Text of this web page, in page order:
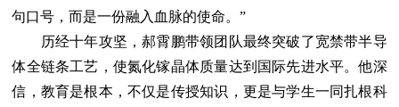
句口号，而是一份融入血脉的使命。”
历经十年攻坚，郝霄鹏带领团队最终突破了宽禁带半导
体全链条工艺，使氮化镓晶体质量达到国际先进水平。他深
信，教育是根本，不仅是传授知识，更是与学生一同扎根科